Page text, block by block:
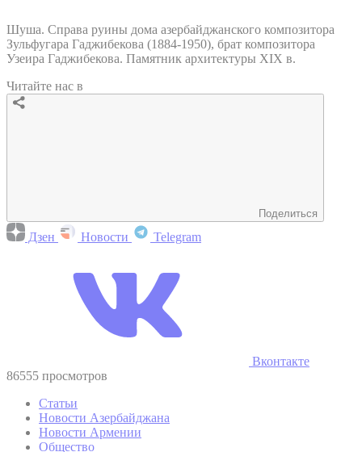
Шуша. Справа руины дома азербайджанского композитора
Зульфугара Гаджибекова (1884-1950), брат композитора
Узеира Гаджибекова. Памятник архитектуры XIХ в.
Читайте нас в
Поделиться
Дзен Новости Telegram
Вконтакте
86555 просмотров
Статьи
Новости Азербайджана
Новости Армении
Общество